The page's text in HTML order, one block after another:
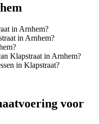
in Arnhem?
in Arnhem?
Klapstraat in Arnhem?
in Klapstraat?
voor